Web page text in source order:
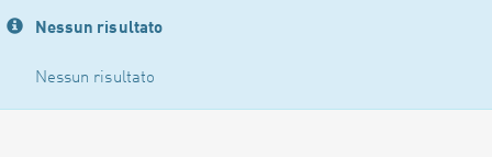
Nessun risultato
Nessun risultato